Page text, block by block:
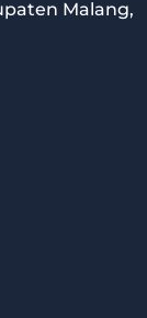
Malang,